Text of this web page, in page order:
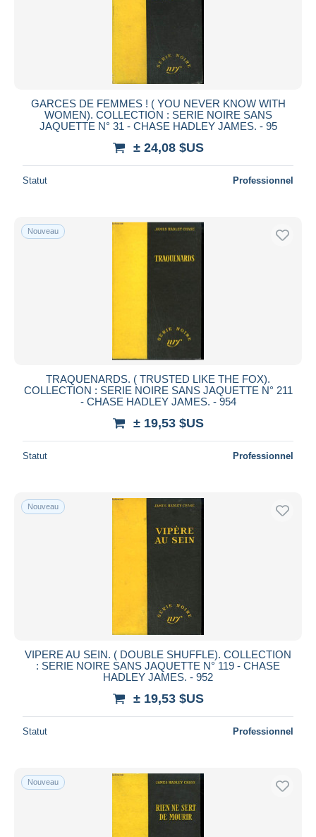
GARCES DE FEMMES ! ( YOU NEVER KNOW WITH
WOMEN). COLLECTION : SERIE NOIRE SANS
JAQUETTE N° 31 - CHASE HADLEY JAMES. - 95
± 24,08 $US
Statut Professionnel
Nouveau
TRAQUENARDS. ( TRUSTED LIKE THE FOX).
COLLECTION : SERIE NOIRE SANS JAQUETTE N° 211
- CHASE HADLEY JAMES. - 954
± 19,53 $US
Statut Professionnel
Nouveau
VIPERE AU SEIN. ( DOUBLE SHUFFLE). COLLECTION
: SERIE NOIRE SANS JAQUETTE N° 119 - CHASE
HADLEY JAMES. - 952
± 19,53 $US
Statut Professionnel
Nouveau